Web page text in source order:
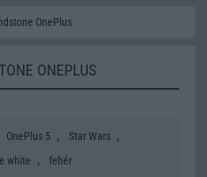
OnePlus
ONEPLUS
OnePlus 5 , Star Wars ,
white , fehér